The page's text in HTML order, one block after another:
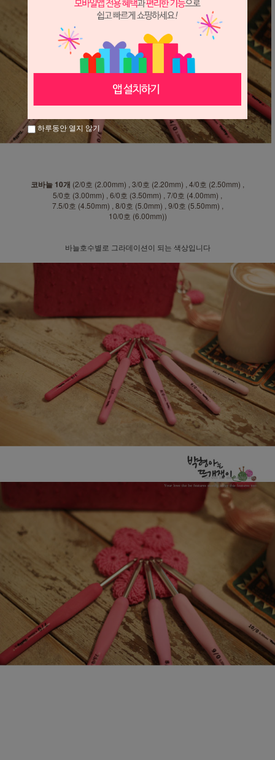
코바늘 10개 (2/0호 (2.00mm) , 3/0호 (2.20mm) , 4/0호 (2.50mm) ,
5/0호 (3.00mm) , 6/0호 (3.50mm) , 7/0호 (4.00mm) ,
7.5/0호 (4.50mm) , 8/0호 (5.0mm) , 9/0호 (5.50mm) ,
10/0호 (6.00mm))
바늘호수별로 그라데이션이 되는 색상입니다
하루동안 열지 않기